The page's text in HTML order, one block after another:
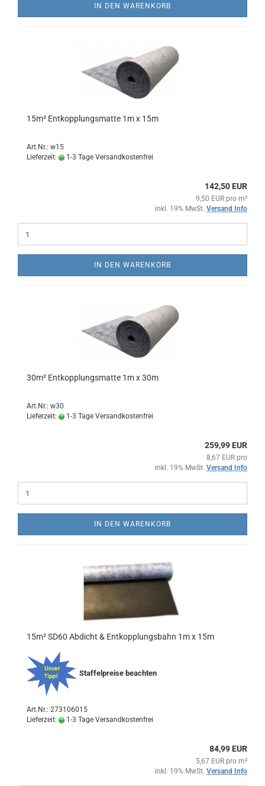
IN DEN WARENKORB
15m² Entkopplungsmatte 1m x 15m
Art.Nr.: w15
Lieferzeit:
1-3 Tage Versandkostenfrei
142,50 EUR
9,50 EUR pro m²
inkl. 19% MwSt. Versand Info
IN DEN WARENKORB
30m² Entkopplungsmatte 1m x 30m
Art.Nr.: w30
Lieferzeit:
1-3 Tage Versandkostenfrei
259,99 EUR
8,67 EUR pro
inkl. 19% MwSt. Versand Info
IN DEN WARENKORB
15m² SD60 Abdicht & Entkopplungsbahn 1m x 15m
Staffelpreise beachten
Art.Nr.: 273106015
Lieferzeit:
1-3 Tage Versandkostenfrei
84,99 EUR
5,67 EUR pro m²
inkl. 19% MwSt. Versand Info